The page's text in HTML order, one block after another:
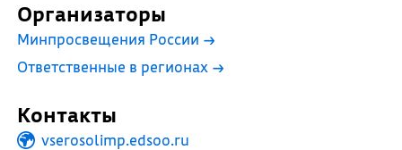
Организаторы
Минпросвещения России →
Ответственные в регионах →
Контакты
vserosolimp.edsoo.ru